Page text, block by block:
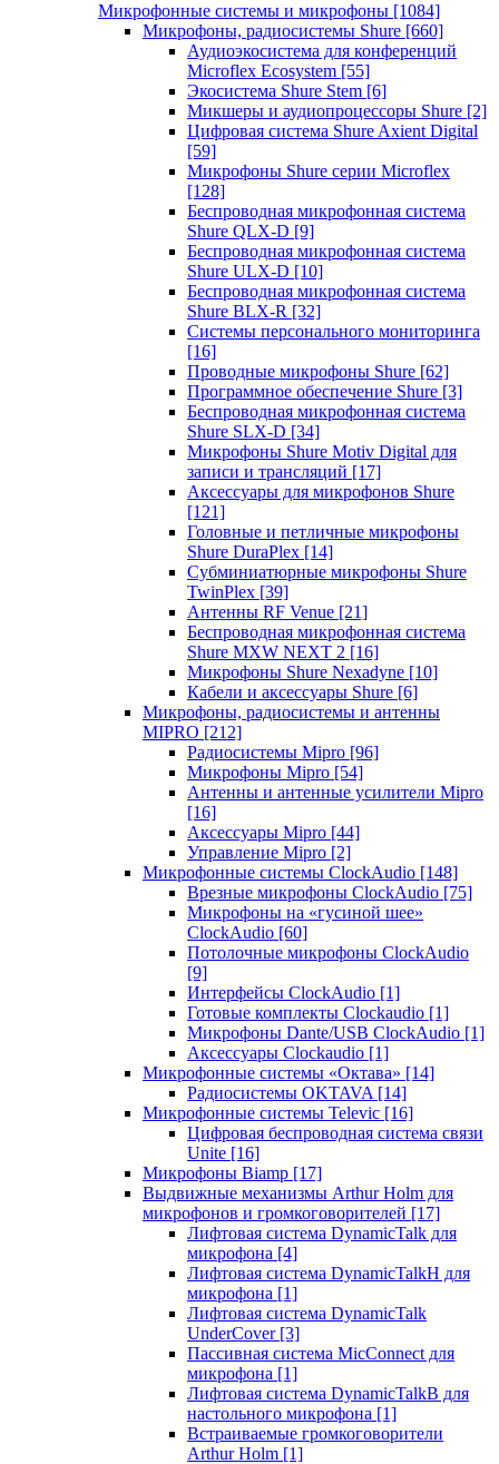
Микрофонные системы и микрофоны [1084]
Микрофоны, радиосистемы Shure [660]
Аудиоэкосистема для конференций
Microflex Ecosystem [55]
Экосистема Shure Stem [6]
Микшеры и аудиопроцессоры Shure [2]
Цифровая система Shure Axient Digital
[59]
Микрофоны Shure серии Microflex
[128]
Беспроводная микрофонная система
Shure QLX-D [9]
Беспроводная микрофонная система
Shure ULX-D [10]
Беспроводная микрофонная система
Shure BLX-R [32]
Системы персонального мониторинга
[16]
Проводные микрофоны Shure [62]
Программное обеспечение Shure [3]
Беспроводная микрофонная система
Shure SLX-D [34]
Микрофоны Shure Motiv Digital для
записи и трансляций [17]
Аксессуары для микрофонов Shure
[121]
Головные и петличные микрофоны
Shure DuraPlex [14]
Субминиатюрные микрофоны Shure
TwinPlex [39]
Антенны RF Venue [21]
Беспроводная микрофонная система
Shure MXW NEXT 2 [16]
Микрофоны Shure Nexadyne [10]
Кабели и аксессуары Shure [6]
Микрофоны, радиосистемы и антенны
MIPRO [212]
Радиосистемы Mipro [96]
Микрофоны Mipro [54]
Антенны и антенные усилители Mipro
[16]
Аксессуары Mipro [44]
Управление Mipro [2]
Микрофонные системы ClockAudio [148]
Врезные микрофоны ClockAudio [75]
Микрофоны на «гусиной шее»
ClockAudio [60]
Потолочные микрофоны ClockAudio
[9]
Интерфейсы ClockAudio [1]
Готовые комплекты Clockaudio [1]
Микрофоны Dante/USB ClockAudio [1]
Аксессуары Clockaudio [1]
Микрофонные системы «Октава» [14]
Радиосистемы OKTAVA [14]
Микрофонные системы Televic [16]
Цифровая беспроводная система связи
Unite [16]
Микрофоны Biamp [17]
Выдвижные механизмы Arthur Holm для
микрофонов и громкоговорителей [17]
Лифтовая система DynamicTalk для
микрофона [4]
Лифтовая система DynamicTalkH для
микрофона [1]
Лифтовая система DynamicTalk
UnderCover [3]
Пассивная система MicConnect для
микрофона [1]
Лифтовая система DynamicTalkB для
настольного микрофона [1]
Встраиваемые громкоговорители
Arthur Holm [1]